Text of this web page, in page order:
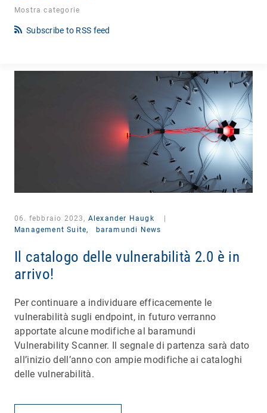
Mostra categorie
Subscribe to RSS feed
06. febbraio 2023, Alexander Haugk
Management Suite,
baramundi News
Il catalogo delle vulnerabilità 2.0 è in
arrivo!
Per continuare a individuare efficacemente le
vulnerabilità sugli endpoint, in futuro verranno
apportate alcune modifiche al baramundi
Vulnerability Scanner. Il segnale di partenza sarà dato
all’inizio dell’anno con ampie modifiche ai cataloghi
delle vulnerabilità.